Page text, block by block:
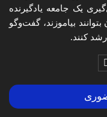
یک جامعه یادگیرنده
بیاموزند، گفت‌وگو
کنند.